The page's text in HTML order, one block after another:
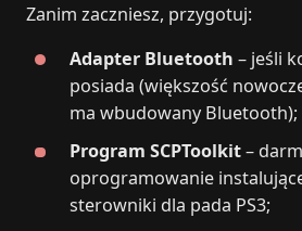
Zanim zaczniesz, przygotuj:
Adapter Bluetooth – jeśli
posiada (większość
ma wbudowany Bluetooth);
Program SCPToolkit–
oprogramowanie
sterowniki dla pada PS3;